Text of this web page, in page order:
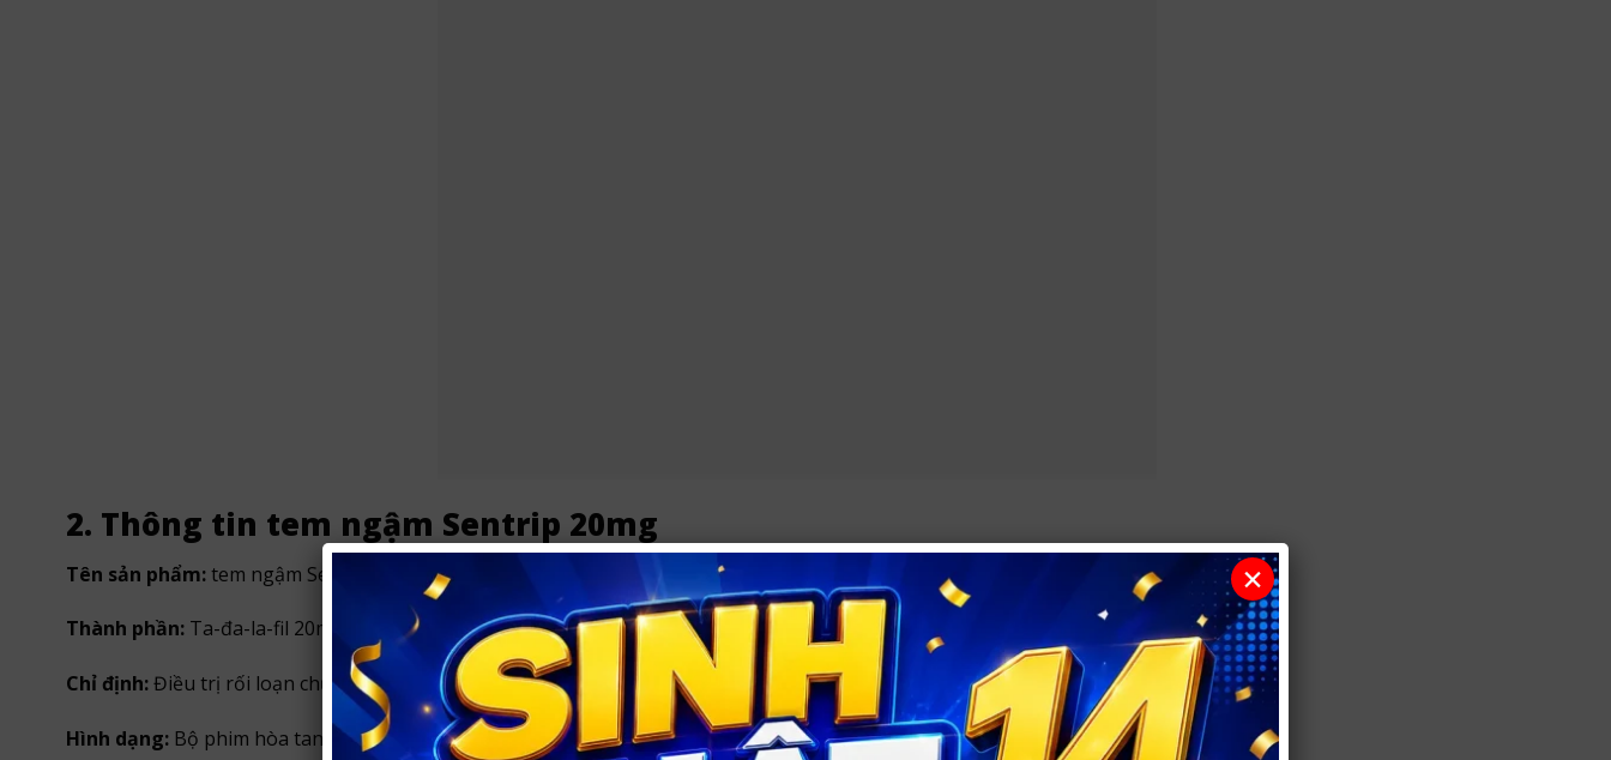
2. Thông tin tem ngậm Sentrip 20mg
Tên sản phẩm:tem ngậm Sentrip 20mg, Sentrip 20mg
Thành phần: Ta-đa-la-fil 20mg
Chỉ định:Điều trị rối loạn chức năng cương dương, thuốc chống xuất tinh sớm,..
Hình dạng: Bộ phim hòa tan hình chữ nhật màu vàng nhạt
×